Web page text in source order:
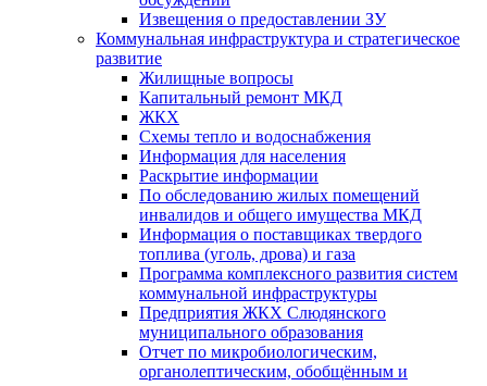
Извещения о предоставлении ЗУ
Коммунальная инфраструктура и стратегическое
развитие
Жилищные вопросы
Капитальный ремонт МКД
ЖКХ
Схемы тепло и водоснабжения
Информация для населения
Раскрытие информации
По обследованию жилых помещений
инвалидов и общего имущества МКД
Информация о поставщиках твердого
топлива (уголь, дрова) и газа
Программа комплексного развития систем
коммунальной инфраструктуры
Предприятия ЖКХ Слюдянского
муниципального образования
Отчет по микробиологическим,
органолептическим, обобщённым и